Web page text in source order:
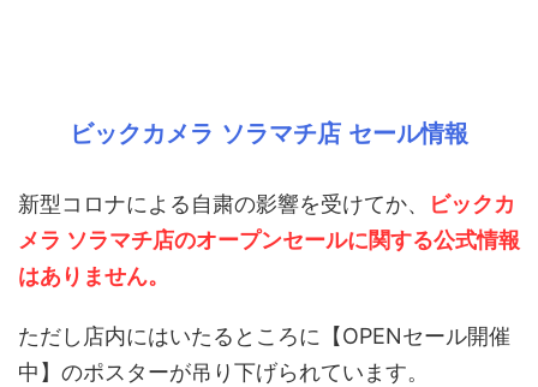
ビックカメラ ソラマチ店 セール情報
新型コロナによる自粛の影響を受けてか、
ビックカ
メラ ソラマチ店のオープンセールに関する公式情報
はありません。
ただし店内にはいたるところに【OPENセール開催
中】のポスターが吊り下げられています。